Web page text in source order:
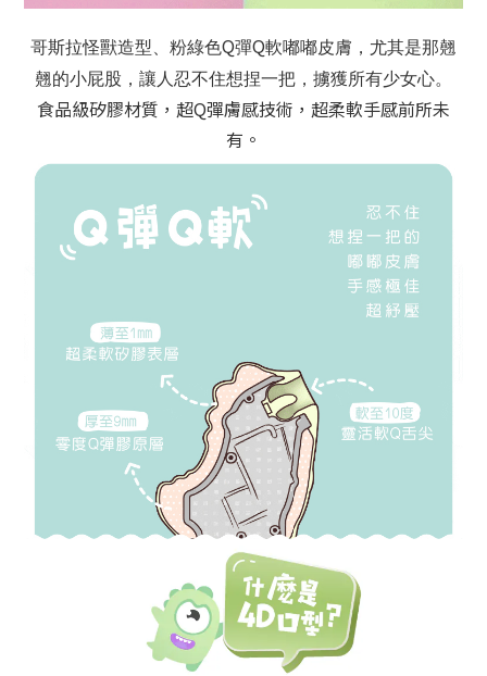
哥斯拉怪獸造型、粉綠色Q彈Q軟嘟嘟皮膚，尤其是那翹
翹的小屁股，讓人忍不住想捏一把，擄獲所有少女心。
食品級矽膠材質，超Q彈膚感技術，超柔軟手感前所未
有。